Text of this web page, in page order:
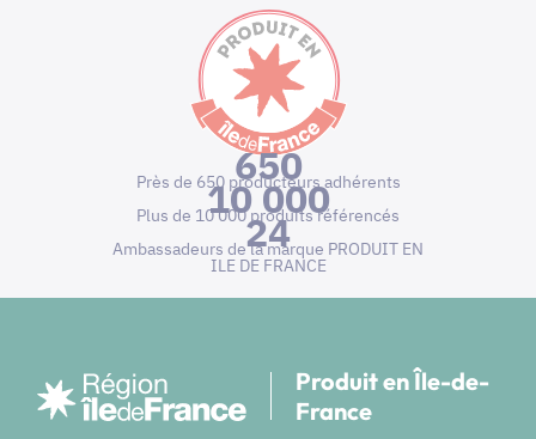
650
Près de 650 producteurs adhérents
10 000
Plus de 10 000 produits référencés
24
Ambassadeurs de la marque PRODUIT EN
ILE DE FRANCE
Produit en Île-de-
France